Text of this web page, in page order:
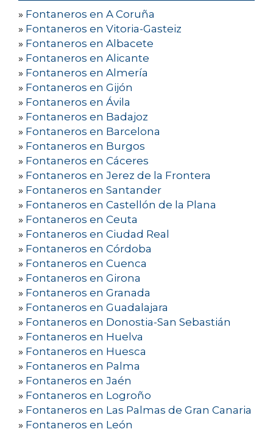
» Fontaneros en A Coruña
» Fontaneros en Vitoria-Gasteiz
» Fontaneros en Albacete
» Fontaneros en Alicante
» Fontaneros en Almería
» Fontaneros en Gijón
» Fontaneros en Ávila
» Fontaneros en Badajoz
» Fontaneros en Barcelona
» Fontaneros en Burgos
» Fontaneros en Cáceres
» Fontaneros en Jerez de la Frontera
» Fontaneros en Santander
» Fontaneros en Castellón de la Plana
» Fontaneros en Ceuta
» Fontaneros en Ciudad Real
» Fontaneros en Córdoba
» Fontaneros en Cuenca
» Fontaneros en Girona
» Fontaneros en Granada
» Fontaneros en Guadalajara
» Fontaneros en Donostia-San Sebastián
» Fontaneros en Huelva
» Fontaneros en Huesca
» Fontaneros en Palma
» Fontaneros en Jaén
» Fontaneros en Logroño
» Fontaneros en Las Palmas de Gran Canaria
» Fontaneros en León